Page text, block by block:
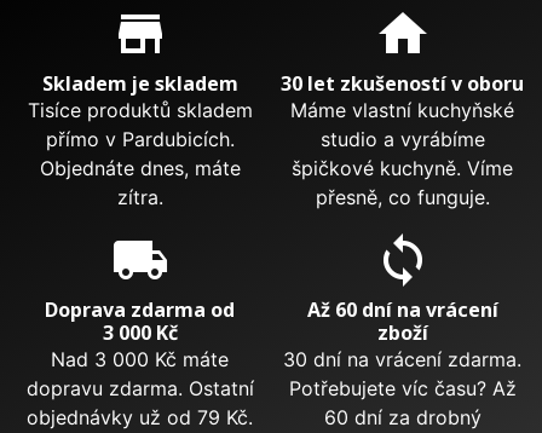
Proč nakupovat u nás?
store_mall_directory
Skladem je skladem
Tisíce produktů skladem
přímo v Pardubicích.
Objednáte dnes, máte
zítra.
home
30 let zkušeností v oboru
Máme vlastní kuchyňské
studio a vyrábíme
špičkové kuchyně. Víme
přesně, co funguje.
local_shipping
Doprava zdarma od
3 000 Kč
Nad 3 000 Kč máte
dopravu zdarma. Ostatní
objednávky už od 79 Kč.
sync
Až 60 dní na vrácení
zboží
30 dní na vrácení zdarma.
Potřebujete víc času? Až
60 dní za drobný